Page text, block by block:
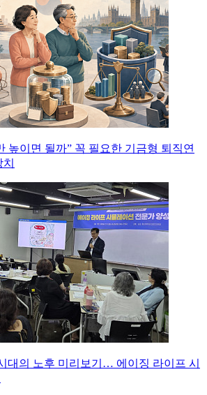
높이면 될까” 꼭 필요한 기금형 퇴직연
대의 노후 미리보기… 에이징 라이프 시